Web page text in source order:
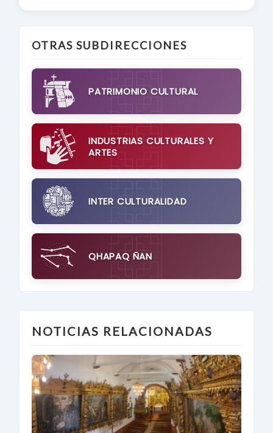
OTRAS SUBDIRECCIONES
PATRIMONIO CULTURAL
INDUSTRIAS CULTURALES Y
ARTES
INTER CULTURALIDAD
QHAPAQ ÑAN
NOTICIAS RELACIONADAS